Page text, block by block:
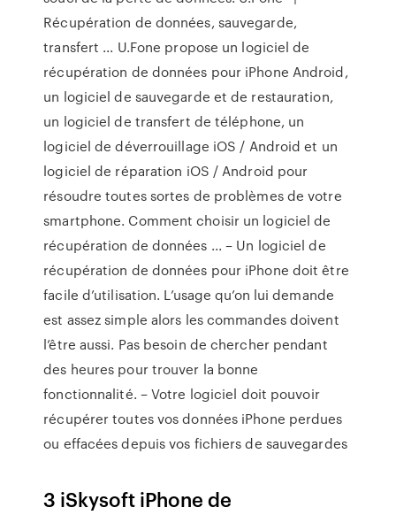
Récupération de données, sauvegarde,
transfert ... U.Fone propose un logiciel de
récupération de données pour iPhone Android,
un logiciel de sauvegarde et de restauration,
un logiciel de transfert de téléphone, un
logiciel de déverrouillage iOS / Android et un
logiciel de réparation iOS / Android pour
résoudre toutes sortes de problèmes de votre
smartphone. Comment choisir un logiciel de
récupération de données ... – Un logiciel de
récupération de données pour iPhone doit être
facile d’utilisation. L’usage qu’on lui demande
est assez simple alors les commandes doivent
l’être aussi. Pas besoin de chercher pendant
des heures pour trouver la bonne
fonctionnalité. – Votre logiciel doit pouvoir
récupérer toutes vos données iPhone perdues
ou effacées depuis vos fichiers de sauvegardes
3 iSkysoft iPhone de